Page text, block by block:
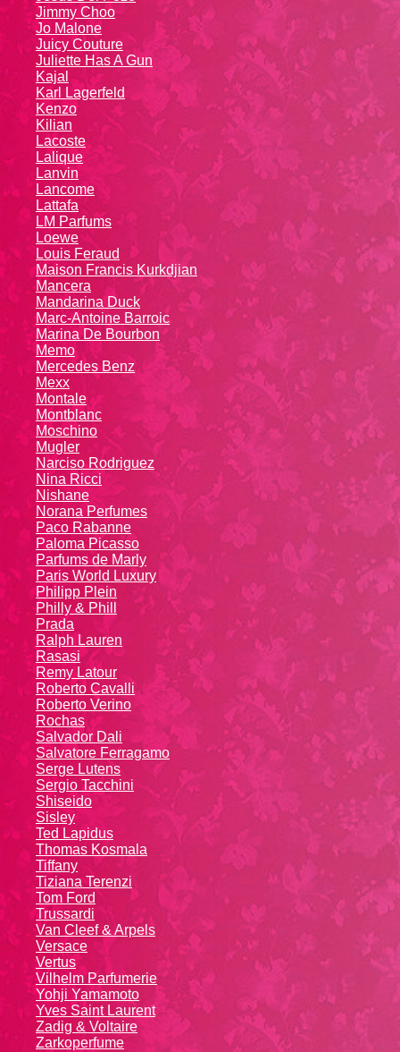
Jimmy Choo
Jo Malone
Juicy Couture
Juliette Has A Gun
Kajal
Karl Lagerfeld
Kenzo
Kiliаn
Lacoste
Lalique
Lanvin
Lanсоmе
Lattafa
LM Parfums
Loewe
Louis Feraud
Maison Francis Kurkdjian
Mancera
Mandarina Duck
Marc-Antoine Barroic
Marina De Bourbon
Memo
Mercedes Benz
Mexx
Montale
Montblanc
Moschino
Mugler
Narciso Rodriguez
Nina Ricci
Nishane
Norana Perfumes
Paco Rabanne
Paloma Picasso
Parfums de Marly
Paris World Luxury
Philipp Plein
Philly & Phill
Prada
Ralph Lauren
Rasasi
Remy Latour
Roberto Cavalli
Roberto Verino
Rochas
Salvador Dali
Salvatore Ferragamo
Serge Lutens
Sergio Tacchini
Shiseido
Sisley
Ted Lapidus
Thomas Kosmala
Tiffany
Tiziana Terenzi
Tom Ford
Trussardi
Van Cleef & Arpels
Versace
Vertus
Vilhelm Parfumerie
Yohji Yamamoto
Yvеs Sаint Lаurеnt
Zadig & Voltaire
Zarkoperfume